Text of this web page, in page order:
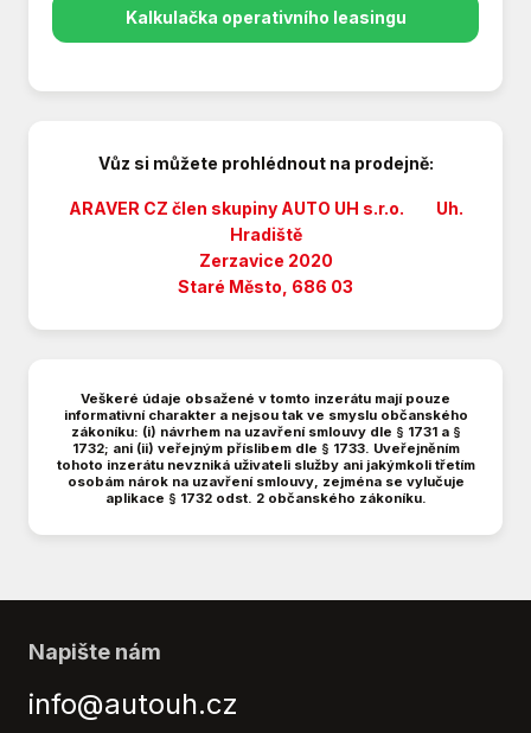
Parkovací senzory přední
Plní 'EURO VI'
Přední pohon
Sledování únavy řidiče
Stabilizace podvozku (ESP)
Třízónová klimatizace
Venkovní teploměr
Vyhřívané trysky ostřikovačů čelního skla
Vyhřívaný volant
Výškově nastavitelná sedadla
Zadní stěrač
Záruka
Kalkulačka operativního leasingu
Vůz si můžete prohlédnout na prodejně:
ARAVER CZ člen skupiny AUTO UH s.r.o. Uh.
Hradiště
Zerzavice 2020
Staré Město, 686 03
Veškeré údaje obsažené v tomto inzerátu mají pouze
informativní charakter a nejsou tak ve smyslu občanského
zákoníku: (i) návrhem na uzavření smlouvy dle § 1731 a §
1732; ani (ii) veřejným příslibem dle § 1733. Uveřejněním
tohoto inzerátu nevzniká uživateli služby ani jakýmkoli třetím
osobám nárok na uzavření smlouvy, zejména se vylučuje
aplikace § 1732 odst. 2 občanského zákoníku.
Napište nám
info@autouh.cz